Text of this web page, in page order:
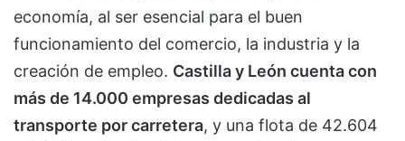
economía, al ser esencial para el buen
funcionamiento del comercio, la industria y la
creación de empleo. Castilla y León cuenta con
más de 14.000 empresas dedicadas al
transporte por carretera, y una flota de 42.604